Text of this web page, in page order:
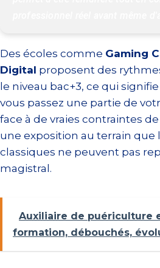
Des écoles comme Gaming
Digital proposent des
le niveau bac+3, ce qui
vous passez une partie de
face à de vraies contraintes
une exposition au terrain que
classiques ne peuvent pas
magistral.
Auxiliaire de puériculture
formation, débouchés,